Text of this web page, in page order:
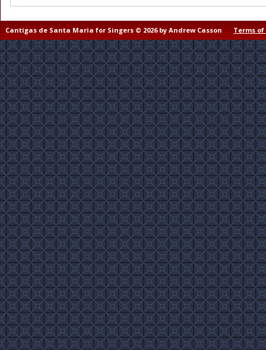
Cantigas de Santa Maria for Singers © 2026 by Andrew Casson Terms of